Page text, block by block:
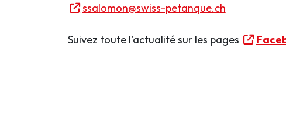
ssalomon@swiss-petanque.ch
Suivez toute l'actualité sur les pages